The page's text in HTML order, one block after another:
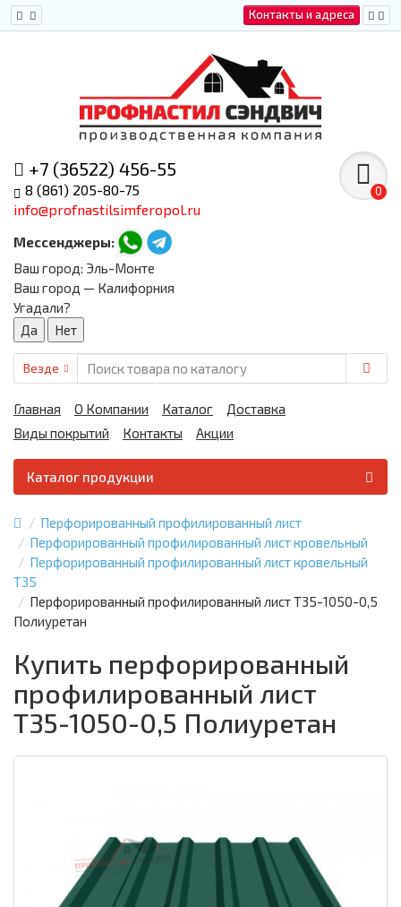
Контакты и адреса
+7 (36522) 456-55
8 (861) 205-80-75
info@profnastilsimferopol.ru
Мессенджеры:
0
Ваш город: Эль-Монте
Ваш город — Калифорния
Угадали?
Везде
Главная О Компании Каталог
Доставка
Виды покрытий
Контакты Акции
Каталог продукции
Перфорированный профилированный лист
Перфорированный профилированный лист кровельный
Перфорированный профилированный лист кровельный
Т35
Перфорированный профилированный лист Т35-1050-0,5
Полиуретан
Купить перфорированный
профилированный лист
Т35-1050-0,5 Полиуретан